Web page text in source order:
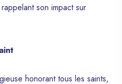
son impact sur
honorant tous les saints,